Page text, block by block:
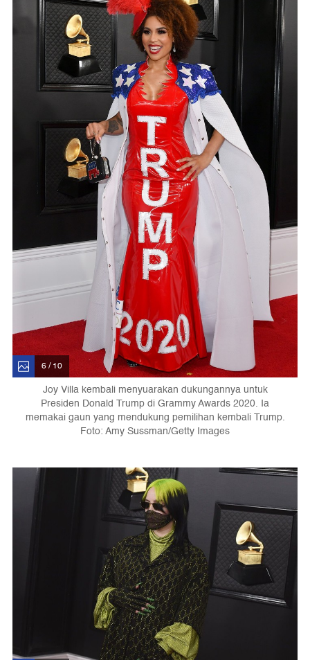
6 / 10
Joy Villa kembali menyuarakan dukungannya untuk
Presiden Donald Trump di Grammy Awards 2020. Ia
memakai gaun yang mendukung pemilihan kembali Trump.
Foto: Amy Sussman/Getty Images